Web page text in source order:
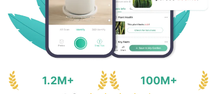
ou filme plástico para manter a umidade.
O enraizamento geralmente ocorre após
algumas semanas, momento em que as
novas plantas devem ser gradualmente
aclimatadas às condições externas
1.2M+ 100M+